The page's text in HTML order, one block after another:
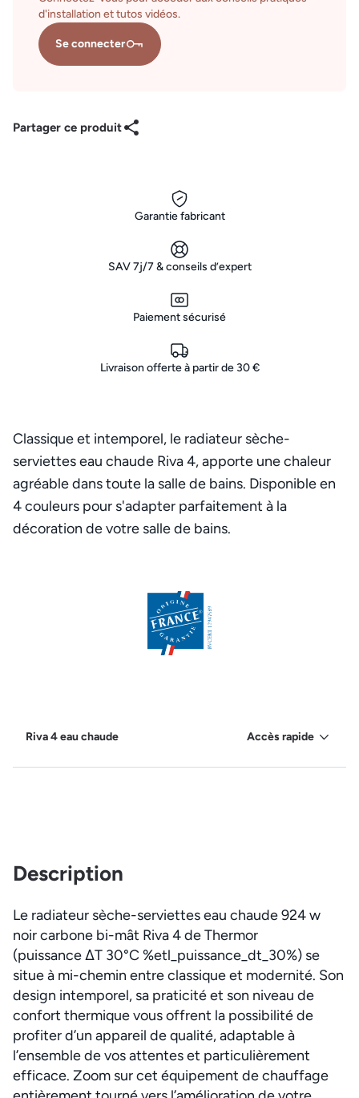
d'installation et tutos vidéos.
Se connecter
Partager ce produit
Garantie fabricant
SAV 7j/7 & conseils d’expert
Paiement sécurisé
Livraison offerte à partir de 30 €
Classique et intemporel, le radiateur sèche-
serviettes eau chaude Riva 4, apporte une chaleur
agréable dans toute la salle de bains. Disponible en
4 couleurs pour s'adapter parfaitement à la
décoration de votre salle de bains.
Riva 4 eau chaude Accès rapide
Description
Le radiateur sèche-serviettes eau chaude 924 w
noir carbone bi-mât Riva 4 de Thermor
(puissance ΔT 30°C %etl_puissance_dt_30%) se
situe à mi-chemin entre classique et modernité. Son
design intemporel, sa praticité et son niveau de
confort thermique vous offrent la possibilité de
profiter d’un appareil de qualité, adaptable à
l’ensemble de vos attentes et particulièrement
efficace. Zoom sur cet équipement de chauffage